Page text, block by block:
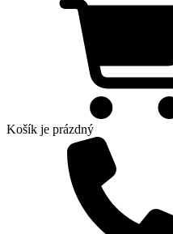
Košík je prázdný